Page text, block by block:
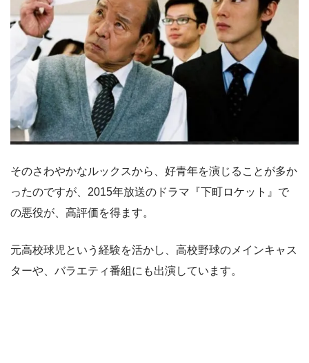
そのさわやかなルックスから、好青年を演じることが多か
ったのですが、2015年放送のドラマ『下町ロケット』で
の悪役が、高評価を得ます。
元高校球児という経験を活かし、高校野球のメインキャス
ターや、バラエティ番組にも出演しています。